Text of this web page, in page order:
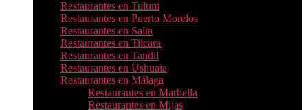
Restaurantes en Tulum
Restaurantes en Puerto Morelos
Restaurantes en Salta
Restaurantes en Tilcara
Restaurantes en Tandil
Restaurantes en Ushuaia
Restaurantes en Málaga
Restaurantes en Marbella
Restaurantes en Mijas